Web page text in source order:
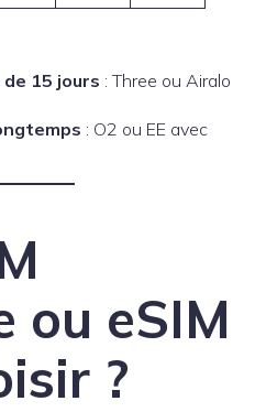
de 15 jours : Three ou Airalo
: O2 ou EE avec
ou eSIM
?